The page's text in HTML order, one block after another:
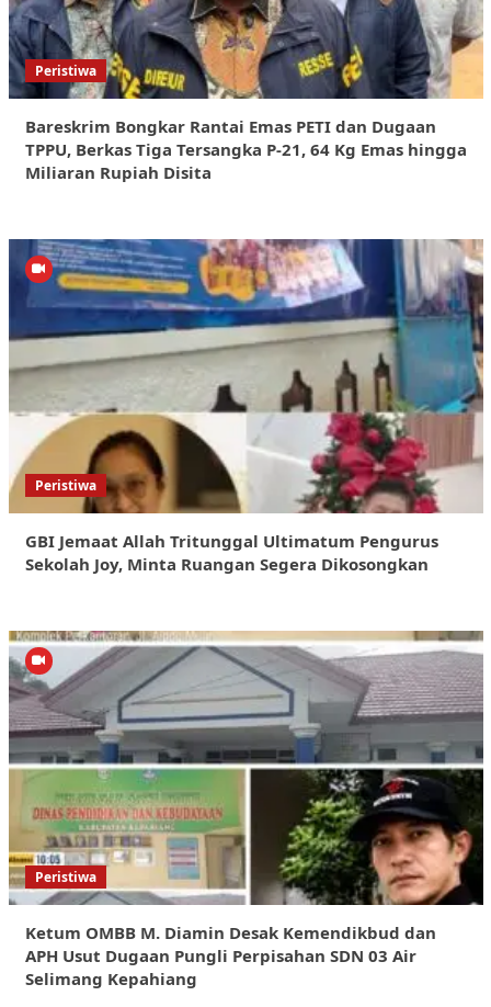
Peristiwa
Bareskrim Bongkar Rantai Emas PETI dan Dugaan
TPPU, Berkas Tiga Tersangka P-21, 64 Kg Emas hingga
Miliaran Rupiah Disita
Peristiwa
GBI Jemaat Allah Tritunggal Ultimatum Pengurus
Sekolah Joy, Minta Ruangan Segera Dikosongkan
Peristiwa
Ketum OMBB M. Diamin Desak Kemendikbud dan
APH Usut Dugaan Pungli Perpisahan SDN 03 Air
Selimang Kepahiang